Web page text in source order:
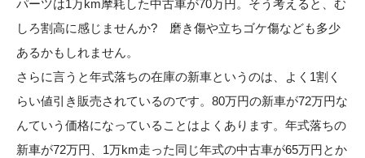
パーツは1万km摩耗した中古車が70万円。そう考えると、む
しろ割高に感じませんか? 磨き傷や立ちゴケ傷なども多少
あるかもしれません。
さらに言うと年式落ちの在庫の新車というのは、よく1割く
らい値引き販売されているのです。80万円の新車が72万円な
んていう価格になっていることはよくあります。年式落ちの
新車が72万円、1万km走った同じ年式の中古車が65万円とか